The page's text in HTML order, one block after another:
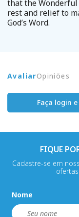
that the
rest and relief to
God’s Word.
AvaliarOpiniões
Faça login
FIQUE
Cadastre-se em
Nome